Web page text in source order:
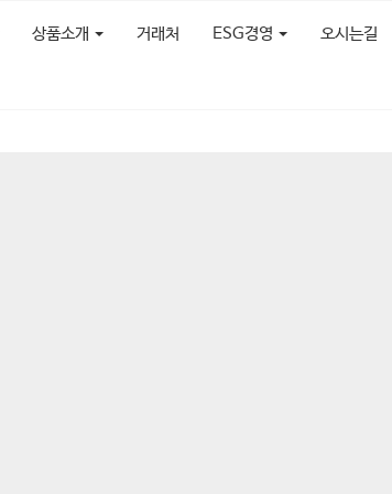
상품소개 거래처 ESG경영 오시는길